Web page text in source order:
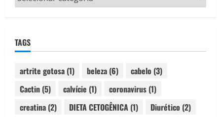
TAGS
artrite gotosa (1) beleza (6) cabelo (3)
Cactin (5) calvície (1) coronavirus (1)
creatina (2) DIETA CETOGÊNICA (1) Diurético (2)